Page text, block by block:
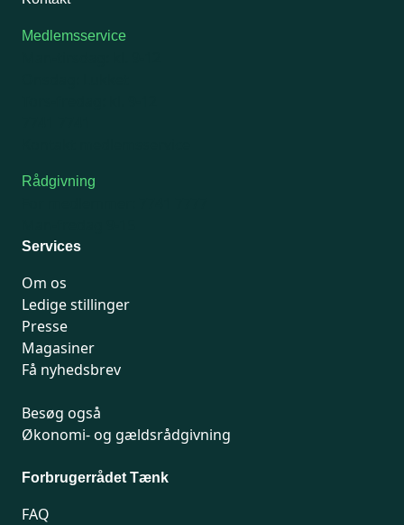
Medlemsservice
Rådgivning
Services
Om os
Ledige stillinger
Presse
Magasiner
Få nyhedsbrev
Besøg også
Økonomi- og gældsrådgivning
Forbrugerrådet Tænk
FAQ